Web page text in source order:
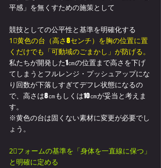
平感」を無くすための施策として
競技としての公平性と基準を明確化する
1⃣黄色の台（高さ8センチ）を胸の位置に置
くだけでも「可動域のごまかし」が防げる。
私たちが開発した1㎝の位置まで高さを下げ
てしまうとフルレンジ・プッシュアップにな
り回数が下落しすぎてデフレ状態になるの
で、高さは8㎝もしくは10㎝が妥当と考えま
す。
※黄色の台は固くない素材に変更が必要でし
ょう。
2⃣フォームの基準を「身体を一直線に保つ」
と明確に定める